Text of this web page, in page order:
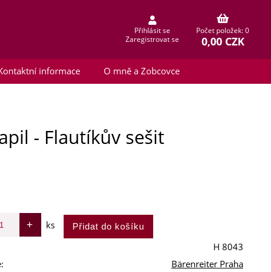
Přihlásit se
Zaregistrovat se
Počet položek: 0
0,00 CZK
informace O mně a Zobcovce
- Flautíkův sešit
ks
H 8043
Bärenreiter Praha